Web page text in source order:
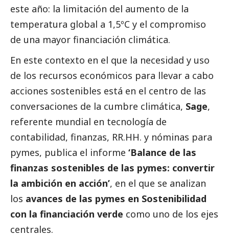
este año: la limitación del aumento de la
temperatura global a 1,5ºC y el compromiso
de una mayor financiación climática.
En este contexto en el que la necesidad y uso
de los recursos económicos para llevar a cabo
acciones sostenibles está en el centro de las
conversaciones de la cumbre climática, Sage,
referente mundial en tecnología de
contabilidad, finanzas, RR.HH. y nóminas para
pymes, publica el informe ‘Balance de las
finanzas sostenibles de las pymes: convertir
la ambición en acción’, en el que se analizan
los avances de las pymes en Sostenibilidad
con la financiación verde como uno de los ejes
centrales.